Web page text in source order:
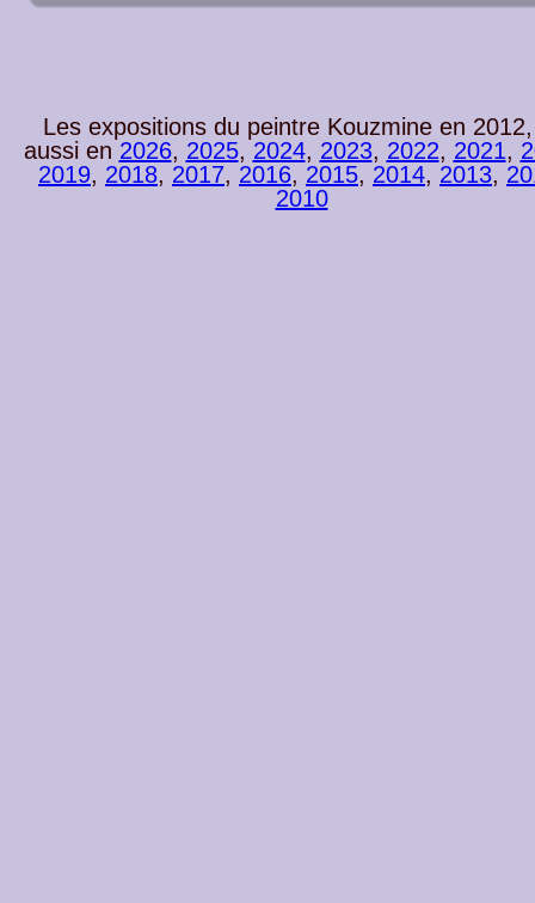
Les expositions du peintre Kouzmine en
aussi en 2026, 2025, 2024, 2023, 2022, 2021,
2019, 2018, 2017, 2016, 2015, 2014, 2013,
2010